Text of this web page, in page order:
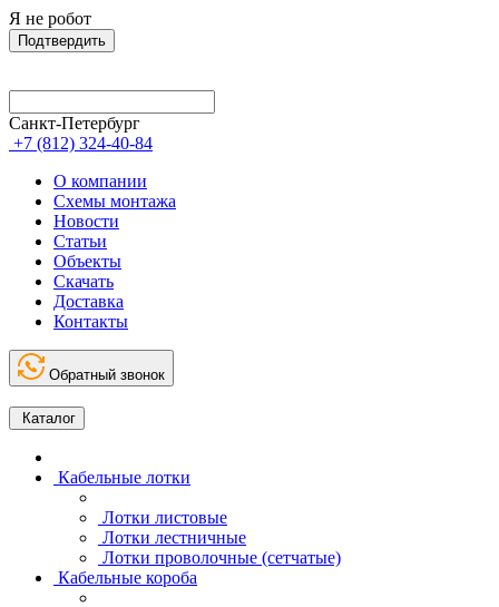
Я не робот
Подтвердить
Санкт-Петербург
+7 (812) 324-40-84
О компании
Схемы монтажа
Новости
Статьи
Объекты
Скачать
Доставка
Контакты
Обратный звонок
Каталог
Кабельные лотки
Лотки листовые
Лотки лестничные
Лотки проволочные (сетчатые)
Кабельные короба